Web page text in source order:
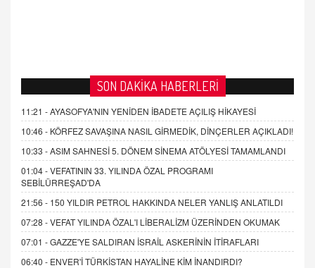
SON DAKİKA HABERLERİ
11:21 -AYASOFYA'NIN YENİDEN İBADETE AÇILIŞ HİKAYESİ
10:46 - KÖRFEZ SAVAŞINA NASIL GİRMEDİK, DİNÇERLER AÇIKLADI!
10:33 -ASIM SAHNESİ 5. DÖNEM SİNEMA ATÖLYESİ TAMAMLANDI
01:04 -VEFATININ 33. YILINDA ÖZAL PROGRAMI
SEBİLÜRREŞAD'DA
21:56 - 150 YILDIR PETROL HAKKINDA NELER YANLIŞ ANLATILDI
07:28 -VEFAT YILINDA ÖZAL'I LİBERALİZM ÜZERİNDEN OKUMAK
07:01 -GAZZE'YE SALDIRAN İSRAİL ASKERİNİN İTİRAFLARI
06:40 - ENVER'İ TÜRKİSTAN HAYALİNE KİM İNANDIRDI?